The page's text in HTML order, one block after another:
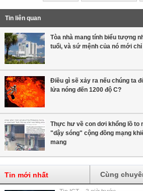
Tin liên quan
Tòa nhà mang tính biểu tượng
tuổi, và sứ mệnh của nó mới chỉ
Điều gì sẽ xảy ra nếu chúng ta
lửa nóng đến 1200 độ C?
Thực hư về con dơi khổng lồ to
"dậy sóng" cộng đồng mạng
mang
Tin mới nhất Cùng